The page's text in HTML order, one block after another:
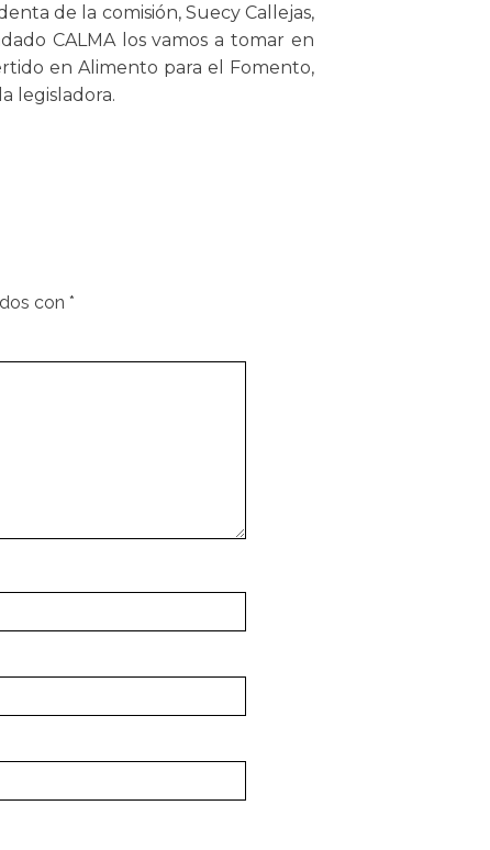
de la comisión, Suecy Callejas,
CALMA los vamos a tomar en
en Alimento para el Fomento,
legisladora.
con *